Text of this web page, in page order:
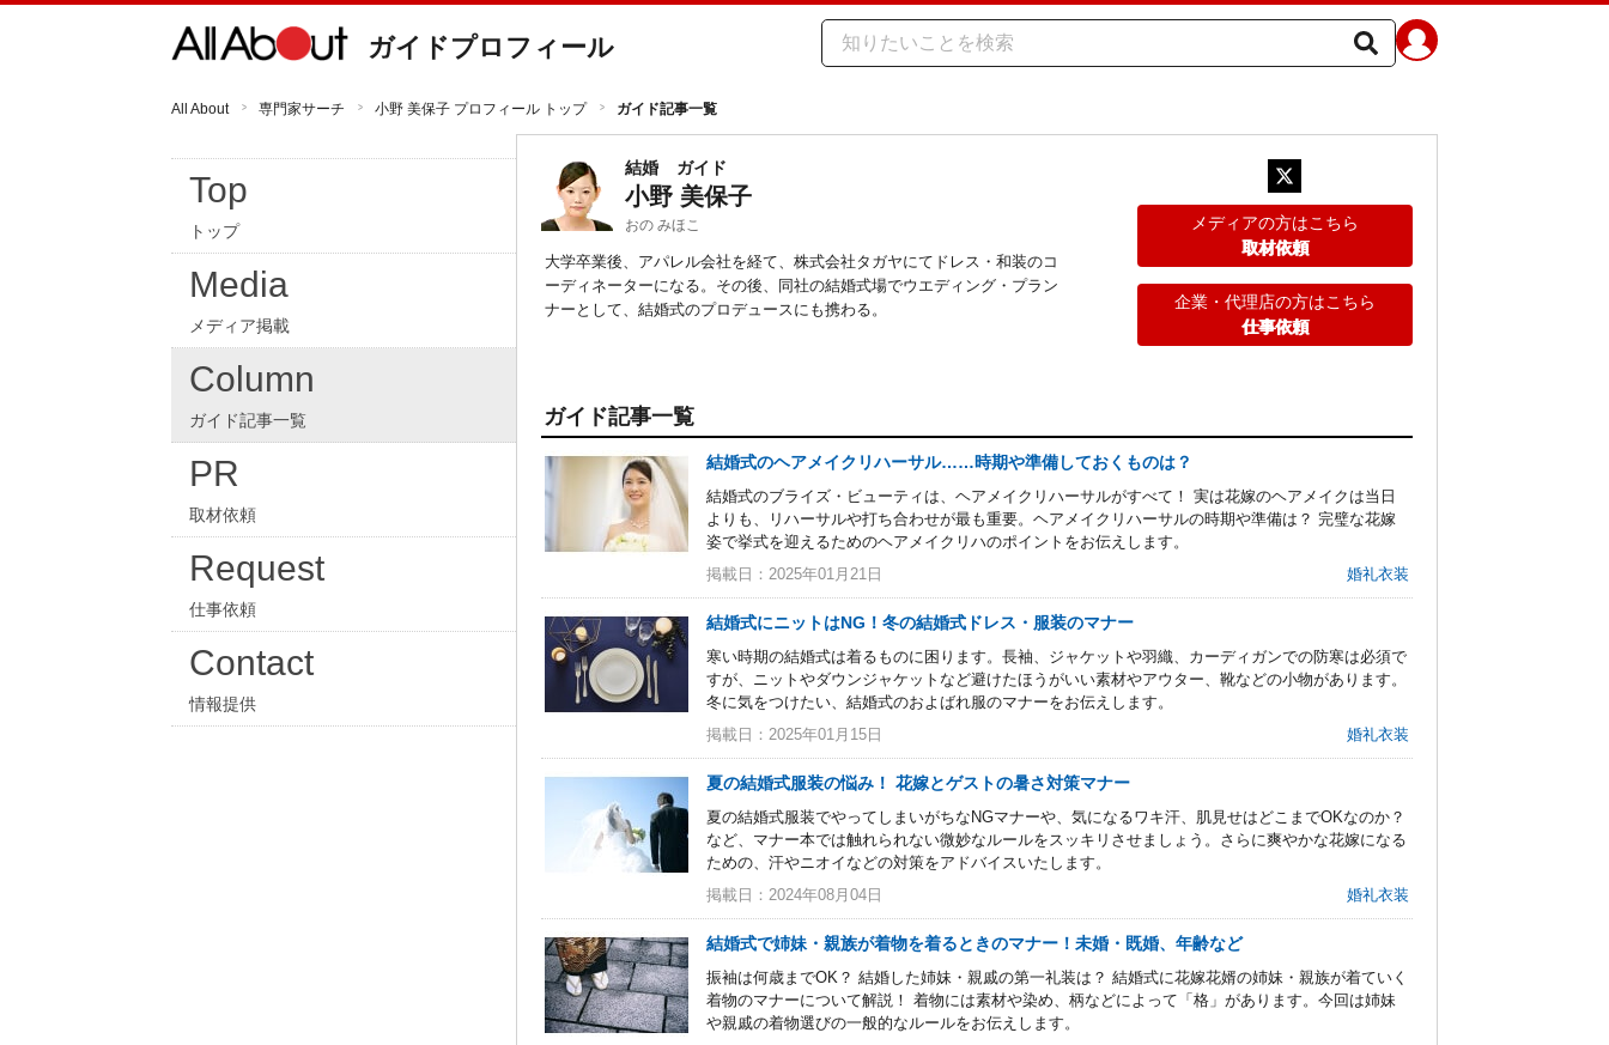
ガイドプロフィール
All About 専門家サーチ 小野 美保子 プロフィール トップ ガイド記事一覧
Top
トップ
Media
メディア掲載
Column
ガイド記事一覧
PR
取材依頼
Request
仕事依頼
Contact
情報提供
結婚 ガイド
小野 美保子
おの みほこ
大学卒業後、アパレル会社を経て、株式会社タガヤにてドレス・和装のコ
ーディネーターになる。その後、同社の結婚式場でウエディング・プラン
ナーとして、結婚式のプロデュースにも携わる。
メディアの方はこちら
取材依頼
企業・代理店の方はこちら
仕事依頼
ガイド記事一覧
結婚式のヘアメイクリハーサル……時期や準備しておくものは？
結婚式のブライズ・ビューティは、ヘアメイクリハーサルがすべて！ 実は花嫁のヘアメイクは当日
よりも、リハーサルや打ち合わせが最も重要。ヘアメイクリハーサルの時期や準備は？ 完璧な花嫁
姿で挙式を迎えるためのヘアメイクリハのポイントをお伝えします。
掲載日：2025年01月21日
婚礼衣装
結婚式にニットはNG！冬の結婚式ドレス・服装のマナー
寒い時期の結婚式は着るものに困ります。長袖、ジャケットや羽織、カーディガンでの防寒は必須で
すが、ニットやダウンジャケットなど避けたほうがいい素材やアウター、靴などの小物があります。
冬に気をつけたい、結婚式のおよばれ服のマナーをお伝えします。
掲載日：2025年01月15日
婚礼衣装
夏の結婚式服装の悩み！ 花嫁とゲストの暑さ対策マナー
夏の結婚式服装でやってしまいがちなNGマナーや、気になるワキ汗、肌見せはどこまでOKなのか？
など、マナー本では触れられない微妙なルールをスッキリさせましょう。さらに爽やかな花嫁になる
ための、汗やニオイなどの対策をアドバイスいたします。
掲載日：2024年08月04日
婚礼衣装
結婚式で姉妹・親族が着物を着るときのマナー！未婚・既婚、年齢など
振袖は何歳までOK？ 結婚した姉妹・親戚の第一礼装は？ 結婚式に花嫁花婿の姉妹・親族が着ていく
着物のマナーについて解説！ 着物には素材や染め、柄などによって「格」があります。今回は姉妹
や親戚の着物選びの一般的なルールをお伝えします。